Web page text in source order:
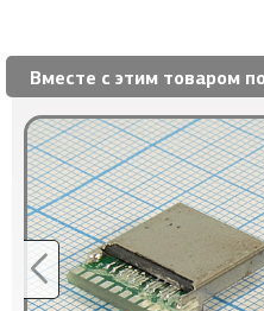
Вместе с этим товаром